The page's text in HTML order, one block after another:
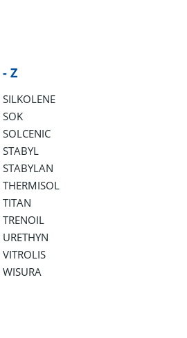
- Z
SILKOLENE
SOK
SOLCENIC
STABYL
STABYLAN
THERMISOL
TITAN
TRENOIL
URETHYN
VITROLIS
WISURA